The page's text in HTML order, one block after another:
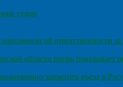
судом
об ответственности
области вновь показывает
запретить въезд в